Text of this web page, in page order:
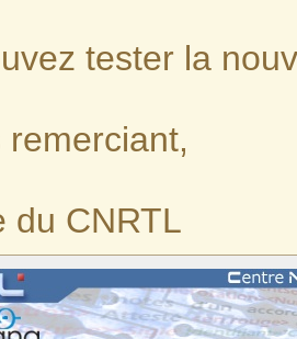
tester la
remerciant,
du CNRTL